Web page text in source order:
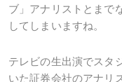
ブ」アナリストとまで
してしまいますね。
テレビの生出演でスタ
いた証券会社のアナリ